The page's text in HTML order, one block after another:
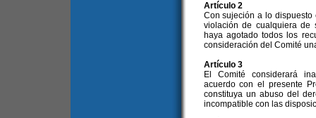
Artículo 2
Con sujeción a lo
violación de cualquiera de
haya agotado todos los
consideración del Comité
Artículo 3
El Comité considerará
acuerdo con el presente
constituya un abuso del
incompatible con las